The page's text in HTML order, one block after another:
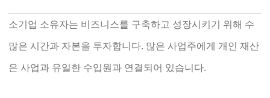
소기업 소유자는 비즈니스를 구축하고 성장시키기 위해 수
많은 시간과 자본을 투자합니다. 많은 사업주에게 개인 재산
은 사업과 유일한 수입원과 연결되어 있습니다.